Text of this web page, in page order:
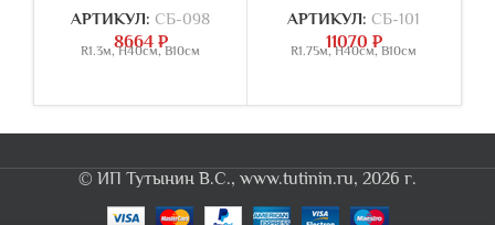
АРТИКУЛ: СБ-098
8664 ₽
R1.3м, Н40см, В10см
АРТИКУЛ: СБ-101
11070 ₽
R1.75м, Н40см, В10см
© ИП Тутынин В.С., www.tutinin.ru, 2026 г.